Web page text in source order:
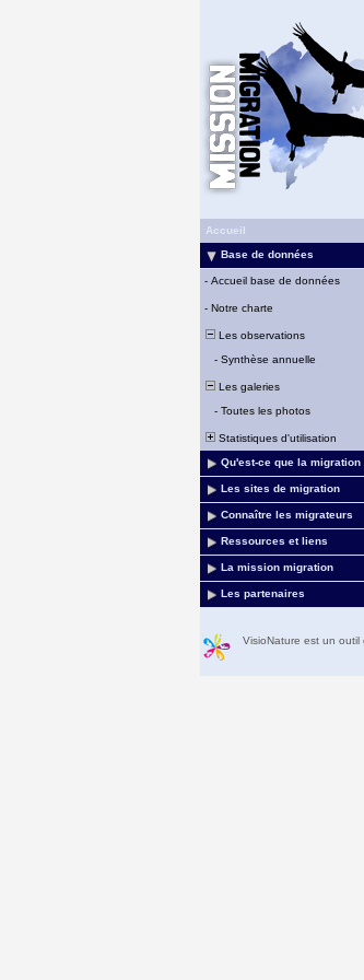
Accueil
Base de données
- Accueil base de données
- Notre charte
Les observations
- Synthèse annuelle
Les galeries
- Toutes les photos
Statistiques d'utilisation
Qu'est-ce que la migration
Les sites de migration
Connaître les migrateurs
Ressources et liens
La mission migration
Les partenaires
VisioNature est un